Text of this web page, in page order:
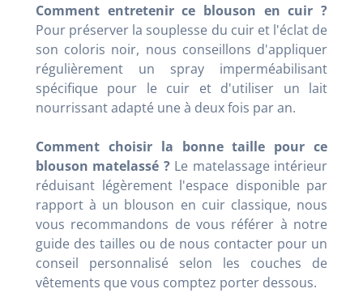
Comment entretenir ce blouson en cuir ?
Pour préserver la souplesse du cuir et l'éclat de
son coloris noir, nous conseillons d'appliquer
régulièrement un spray imperméabilisant
spécifique pour le cuir et d'utiliser un lait
nourrissant adapté une à deux fois par an.
Comment choisir la bonne taille pour ce
blouson matelassé ?Le matelassage intérieur
réduisant légèrement l'espace disponible par
rapport à un blouson en cuir classique, nous
vous recommandons de vous référer à notre
guide des tailles ou de nous contacter pour un
conseil personnalisé selon les couches de
vêtements que vous comptez porter dessous.